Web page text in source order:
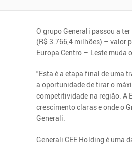
O grupo Generali passou a
(R$ 3.766,4 milhões) – valor
Europa Centro – Leste muda
"Esta é a etapa final de uma
a oportunidade de tirar o
competitividade na região. A
crescimento claras e onde o
Generali.
Generali CEE Holding é uma